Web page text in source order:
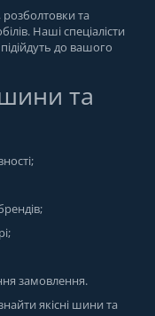
розболтовки та
Наші спеціалісти
до вашого
та
замовлення.
якісні шини та